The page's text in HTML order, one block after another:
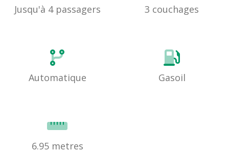
Jusqu'à 4 passagers 3 couchages
Automatique Gasoil
6.95 metres